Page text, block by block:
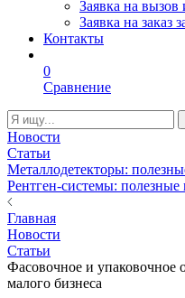
Заявка на вызов
Заявка на заказ
Контакты
0
Сравнение
Новости
Статьи
Металлодетекторы:
Рентген-системы: полезные
Главная
Новости
Статьи
Фасовочное и упаковочное
малого бизнеса